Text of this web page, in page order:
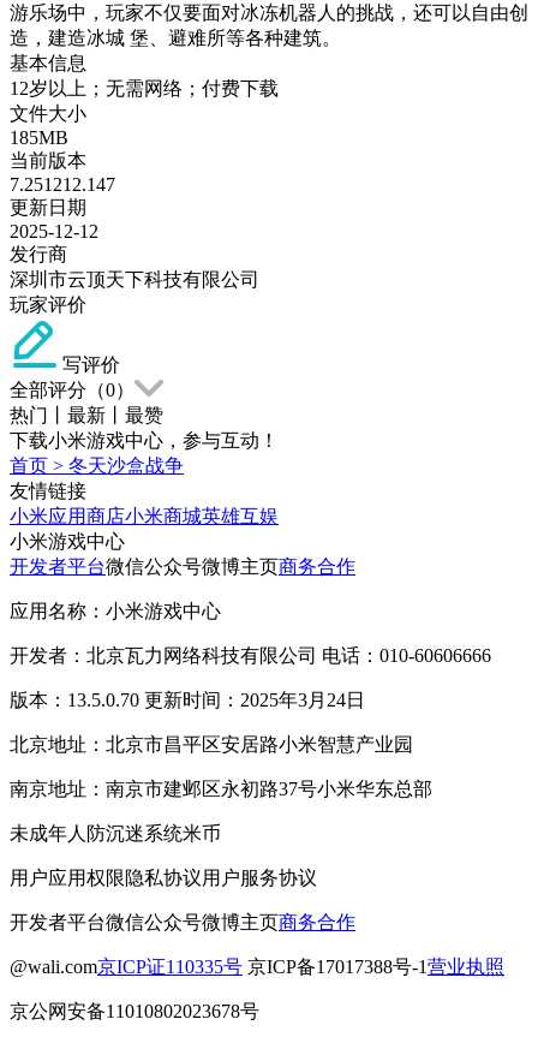
游乐场中，玩家不仅要面对冰冻机器人的挑战，还可以自由创
造，建造冰城 堡、避难所等各种建筑。
基本信息
12岁以上；无需网络；付费下载
文件大小
185MB
当前版本
7.251212.147
更新日期
2025-12-12
发行商
深圳市云顶天下科技有限公司
玩家评价
写评价
全部评分（0）
热门
最新
最赞
下载小米游戏中心，参与互动！
首页 > 冬天沙盒战争
友情链接
小米应用商店小米商城英雄互娱
小米游戏中心
开发者平台微信公众号微博主页商务合作
应用名称：小米游戏中心
开发者：北京瓦力网络科技有限公司 电话：010-60606666
版本：13.5.0.70 更新时间：2025年3月24日
北京地址：北京市昌平区安居路小米智慧产业园
南京地址：南京市建邺区永初路37号小米华东总部
未成年人防沉迷系统米币
用户应用权限隐私协议用户服务协议
开发者平台微信公众号微博主页商务合作
@wali.com京ICP证110335号 京ICP备17017388号-1营业执照
京公网安备11010802023678号